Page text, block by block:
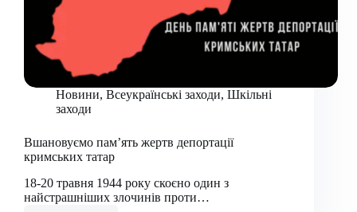
Новини, Всеукраїнські заходи, Шкільні
заходи
Вшановуємо пам’ять жертв депортації
кримських татар
18-20 травня 1944 року скоєно один з
найстрашніших злочинів проти…